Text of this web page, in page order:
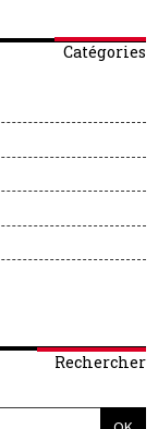
Catégories
Rechercher